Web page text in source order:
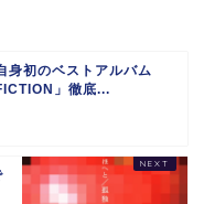
身初のベストアルバム
」徹底...